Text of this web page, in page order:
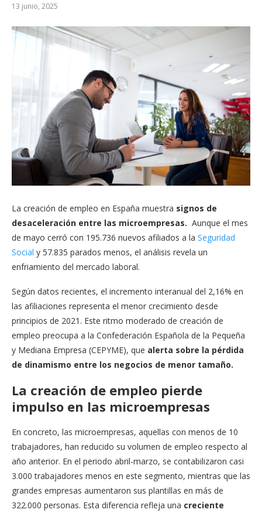
13 junio, 2025
La creación de empleo en España muestra signos de
desaceleración entre las microempresas. Aunque el mes
de mayo cerró con 195.736 nuevos afiliados a la Seguridad
Social y 57.835 parados menos, el análisis revela un
enfriamiento del mercado laboral.
Según datos recientes, el incremento interanual del 2,16% en
las afiliaciones representa el menor crecimiento desde
principios de 2021. Este ritmo moderado de creación de
empleo preocupa a la Confederación Española de la Pequeña
y Mediana Empresa (CEPYME), que alerta sobre la pérdida
de dinamismo entre los negocios de menor tamaño.
La creación de empleo pierde
impulso en las microempresas
En concreto, las microempresas, aquellas con menos de 10
trabajadores, han reducido su volumen de empleo respecto al
año anterior. En el periodo abril-marzo, se contabilizaron casi
3.000 trabajadores menos en este segmento, mientras que las
grandes empresas aumentaron sus plantillas en más de
322.000 personas. Esta diferencia refleja una creciente